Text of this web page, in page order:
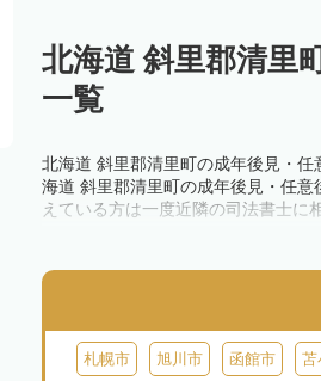
北海道 斜里郡清里
一覧
北海道 斜里郡清里町の成年後見・
海道 斜里郡清里町の成年後見・任
えている方は一度近隣の司法書士に
札幌市 旭川市 函館市 苫